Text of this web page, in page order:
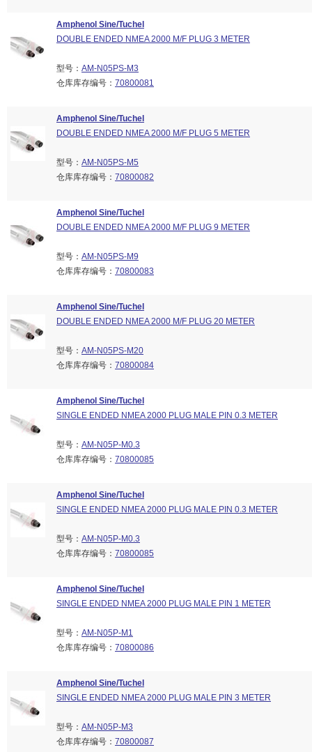
Amphenol Sine/Tuchel
DOUBLE ENDED NMEA 2000 M/F PLUG 3 METER
型号： AM-N05PS-M3
仓库库存编号： 70800081
Amphenol Sine/Tuchel
DOUBLE ENDED NMEA 2000 M/F PLUG 5 METER
型号： AM-N05PS-M5
仓库库存编号： 70800082
Amphenol Sine/Tuchel
DOUBLE ENDED NMEA 2000 M/F PLUG 9 METER
型号： AM-N05PS-M9
仓库库存编号： 70800083
Amphenol Sine/Tuchel
DOUBLE ENDED NMEA 2000 M/F PLUG 20 METER
型号： AM-N05PS-M20
仓库库存编号： 70800084
Amphenol Sine/Tuchel
SINGLE ENDED NMEA 2000 PLUG MALE PIN 0.3 METER
型号： AM-N05P-M0.3
仓库库存编号： 70800085
Amphenol Sine/Tuchel
SINGLE ENDED NMEA 2000 PLUG MALE PIN 0.3 METER
型号： AM-N05P-M0.3
仓库库存编号： 70800085
Amphenol Sine/Tuchel
SINGLE ENDED NMEA 2000 PLUG MALE PIN 1 METER
型号： AM-N05P-M1
仓库库存编号： 70800086
Amphenol Sine/Tuchel
SINGLE ENDED NMEA 2000 PLUG MALE PIN 3 METER
型号： AM-N05P-M3
仓库库存编号： 70800087